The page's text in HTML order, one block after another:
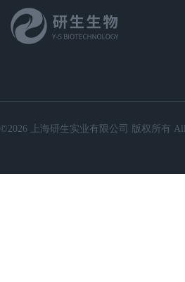
©2026 上海研生实业有限公司 版权所有 All